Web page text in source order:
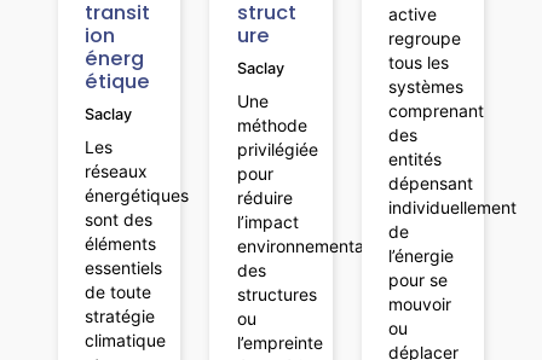
transit
ion
énerg
étique
Saclay
Les
réseaux
énergétiques
sont des
éléments
essentiels
de toute
stratégie
climatique
struct
ure
Saclay
Une
méthode
privilégiée
pour
réduire
l’impact
environnemental
des
structures
ou
l’empreinte
active
regroupe
tous les
systèmes
comprenant
des
entités
dépensant
individuellement
de
l’énergie
pour se
mouvoir
ou
déplacer